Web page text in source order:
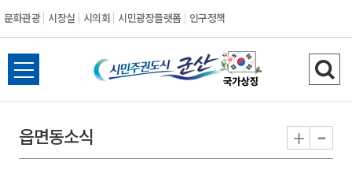
문화관광 시장실 시의회 시민광장플랫폼 인구정책
시
민
전
체
뉴
열
검
색
기
읍면동소식 + -